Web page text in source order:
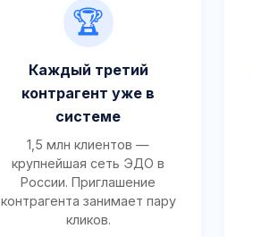
🏆
Каждый третий
контрагент уже в
системе
1,5 млн клиентов —
крупнейшая сеть ЭДО в
России. Приглашение
контрагента занимает пару
кликов.